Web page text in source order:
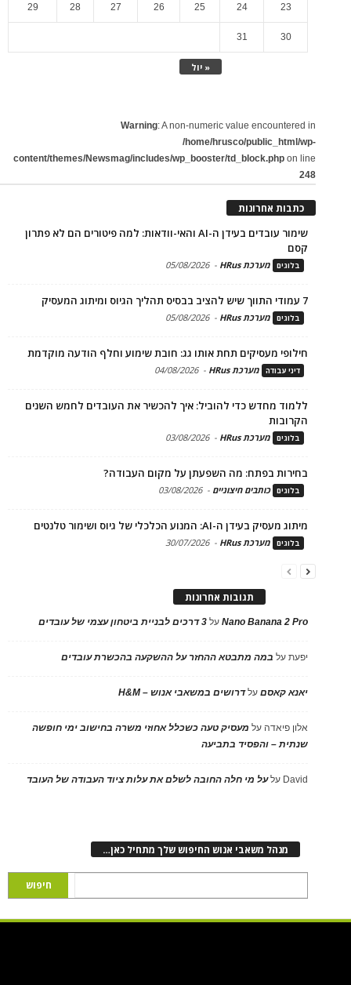
« יול
23
24
25
26
27
28
29
30
31
Warning: A non-numeric value encountered in
/home/hrusco/public_html/wp-
content/themes/Newsmag/includes/wp_booster/td_block.php on line
248
כתבות אחרונות
שימור עובדים בעידן ה-AI והאי-וודאות: למה פיטורים הם לא פתרון
קסם
בלוגים מערכת HRus -
05/08/2026
7 עמודי התווך שיש להציב בבסיס תהליך הגיוס ומיתוג המעסיק
בלוגים מערכת HRus -
05/08/2026
חילופי מעסיקים תחת אותו גג: חובת שימוע וחלף הודעה מוקדמת
דיני עבודה מערכת HRus -
04/08/2026
ללמוד מחדש כדי להוביל: איך להכשיר את העובדים לחמש השנים
הקרובות
בלוגים מערכת HRus -
03/08/2026
בחירות בפתח: מה השפעתן על מקום העבודה?
בלוגים כותבים חיצוניים -
03/08/2026
מיתוג מעסיק בעידן ה-AI: המנוע הכלכלי של גיוס ושימור טלנטים
בלוגים מערכת HRus -
30/07/2026
תגובות אחרונות
Nano Banana 2 Proעל 3 דרכים לבניית ביטחון עצמי של עובדים
יפעתעל במה מתבטא ההחזר על ההשקעה בהכשרת עובדים
יאנא קאסםעלדרושים במשאבי אנוש – H&M
אלון פיאדה על מעסיק טעה כשכלל אחוזי משרה בחישוב ימי חופשה
שנתית – והפסיד בתביעה
David עלעל מי חלה החובה לשלם את עלות ציוד העבודה של העובד
מנהל משאבי אנוש החיפוש שלך מתחיל כאן…